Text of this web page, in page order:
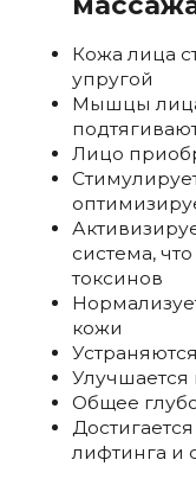
Кожа лица
упругой
Мышцы
Лицо
система,
токсинов
кожи
Общее
лифтинга и